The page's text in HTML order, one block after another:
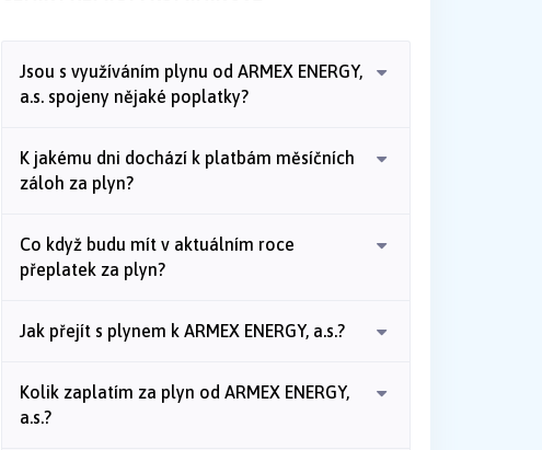
Jsou s využíváním plynu od ARMEX ENERGY,
a.s. spojeny nějaké poplatky?
K jakému dni dochází k platbám měsíčních
záloh za plyn?
Co když budu mít v aktuálním roce
přeplatek za plyn?
Jak přejít s plynem k ARMEX ENERGY, a.s.?
Kolik zaplatím za plyn od ARMEX ENERGY,
a.s.?